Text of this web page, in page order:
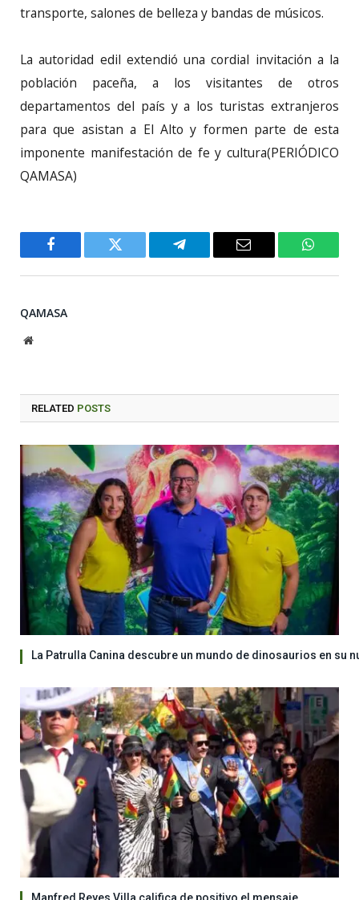
transporte, salones de belleza y bandas de músicos.
La autoridad edil extendió una cordial invitación a la
población paceña, a los visitantes de otros
departamentos del país y a los turistas extranjeros
para que asistan a El Alto y formen parte de esta
imponente manifestación de fe y cultura(PERIÓDICO
QAMASA)
Facebook Twitter Telegram Email
QAMASA
Website
RELATED POSTS
La Patrulla Canina descubre un mundo de dinosaurios en su